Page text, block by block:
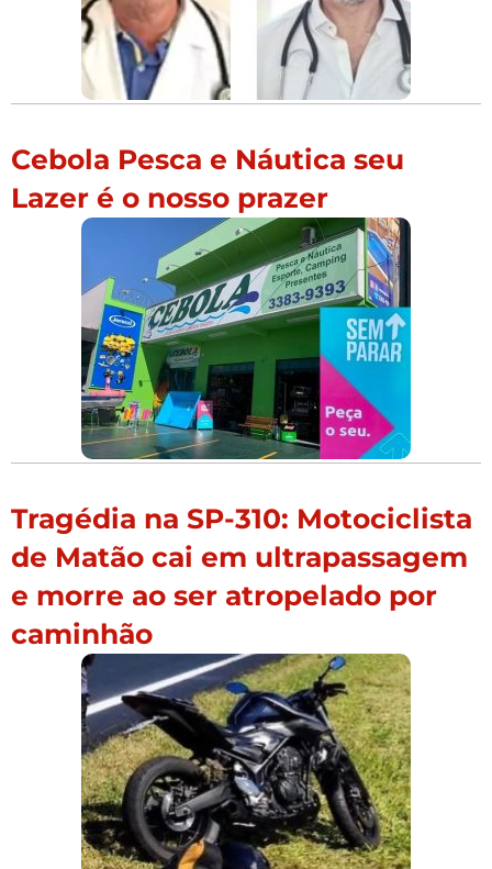
Cebola Pesca e Náutica seu
Lazer é o nosso prazer
Tragédia na SP-310: Motociclista
de Matão cai em ultrapassagem
e morre ao ser atropelado por
caminhão